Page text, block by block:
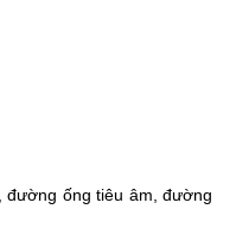
đường ống tiêu âm, đường